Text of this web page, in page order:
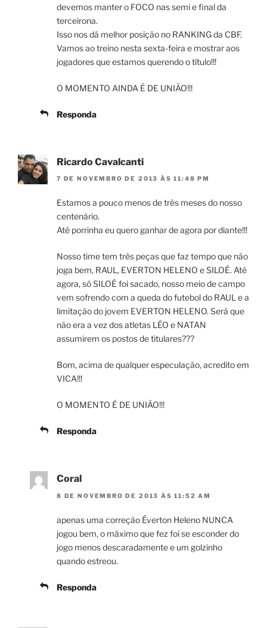
devemos manter o FOCO nas semi e final da
terceirona.
Isso nos dá melhor posição no RANKING da CBF.
Vamos ao treino nesta sexta-feira e mostrar aos
jogadores que estamos querendo o título!!!
O MOMENTO AINDA É DE UNIÃO!!!
Responda
Ricardo Cavalcanti
7 DE NOVEMBRO DE 2013 ÀS 11:48 PM
Estamos a pouco menos de três meses do nosso
centenário.
Até porrinha eu quero ganhar de agora por diante!!!
Nosso time tem três peças que faz tempo que não
joga bem, RAUL, EVERTON HELENO e SILOÉ. Até
agora, só SILOÉ foi sacado, nosso meio de campo
vem sofrendo com a queda do futebol do RAUL e a
limitação do jovem EVERTON HELENO. Será que
não era a vez dos atletas LÉO e NATAN
assumirem os postos de titulares???
Bom, acima de qualquer especulação, acredito em
VICA!!!
O MOMENTO É DE UNIÃO!!!
Responda
Coral
8 DE NOVEMBRO DE 2013 ÀS 11:52 AM
apenas uma correção Éverton Heleno NUNCA
jogou bem, o máximo que fez foi se esconder do
jogo menos descaradamente e um golzinho
quando estreou.
Responda